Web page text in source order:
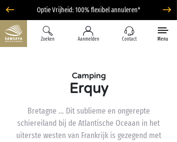
Optie Vrijheid: 100% flexibel annuleren*
Zoeken Aanmelden Contact Menu
Camping
Erquy
Bretagne … Dit sublieme en ongerepte
schiereiland bij de Atlantische Oceaan in het
uiterste westen van Frankrijk is gezegend met